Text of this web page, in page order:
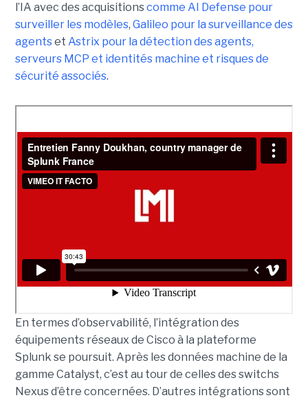
l’IA avec des acquisitionscomme AI Defense pour
surveiller les modèles, Galileo pour la surveillance des
agentset Astrix pour la détection des agents,
serveurs MCP et identités machine et risques de
sécurité associés.
En termes d’observabilité, l’intégration des
équipements réseaux de Cisco à la plateforme
Splunk se poursuit. Après les données machine de la
gamme Catalyst, c’est au tour de celles des switchs
Nexus d’être concernées. D’autres intégrations sont